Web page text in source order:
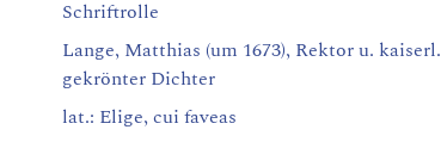
Schriftrolle
Lange, Matthias (um 1673), Rektor u. kaiserl.
gekrönter Dichter
lat.: Elige, cui faveas